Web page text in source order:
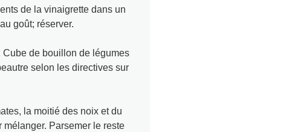
de la vinaigrette dans un
goût; réserver.
Cube de bouillon de légumes
selon les directives sur
la moitié des noix et du
Parsemer le reste